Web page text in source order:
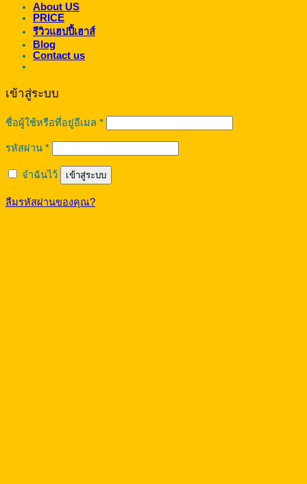
About US
PRICE
รีวิวแฮปปี้เฮาส์
Blog
Contact us
เข้าสู่ระบบ
ชื่อผู้ใช้หรือที่อยู่อีเมล *ต้องการ
รหัสผ่าน *ต้องการ
จำฉันไว้ เข้าสู่ระบบ
ลืมรหัสผ่านของคุณ?